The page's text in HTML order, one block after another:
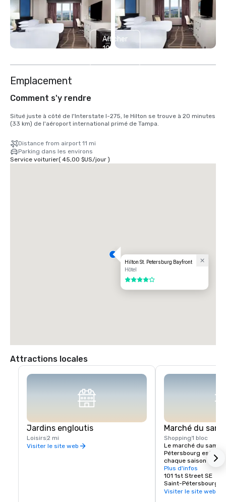
Afficher
10
Emplacement
Comment s'y rendre
Situé juste à côté de l'Interstate I-275, le Hilton se trouve à 20 minutes
(33 km) de l'aéroport international primé de Tampa.
Distance from airport 11 mi
Parking dans les environs
Service voiturier( 45,00 $US/jour)
Hilton St. Petersburg Bayfront
Hôtel
4 sur 5
Attractions locales
Jardins engloutis
Loisirs2 mi
Visiter le site web
Marché du
Shopping1 bloc
Le marché du
Pétersbourg est
chaque saison (du 7
mai 2018).
Le marché est
Une variété de
Plus d'infos
101 1st Street SE
Saint-Pétersbourg,
Visiter le site web